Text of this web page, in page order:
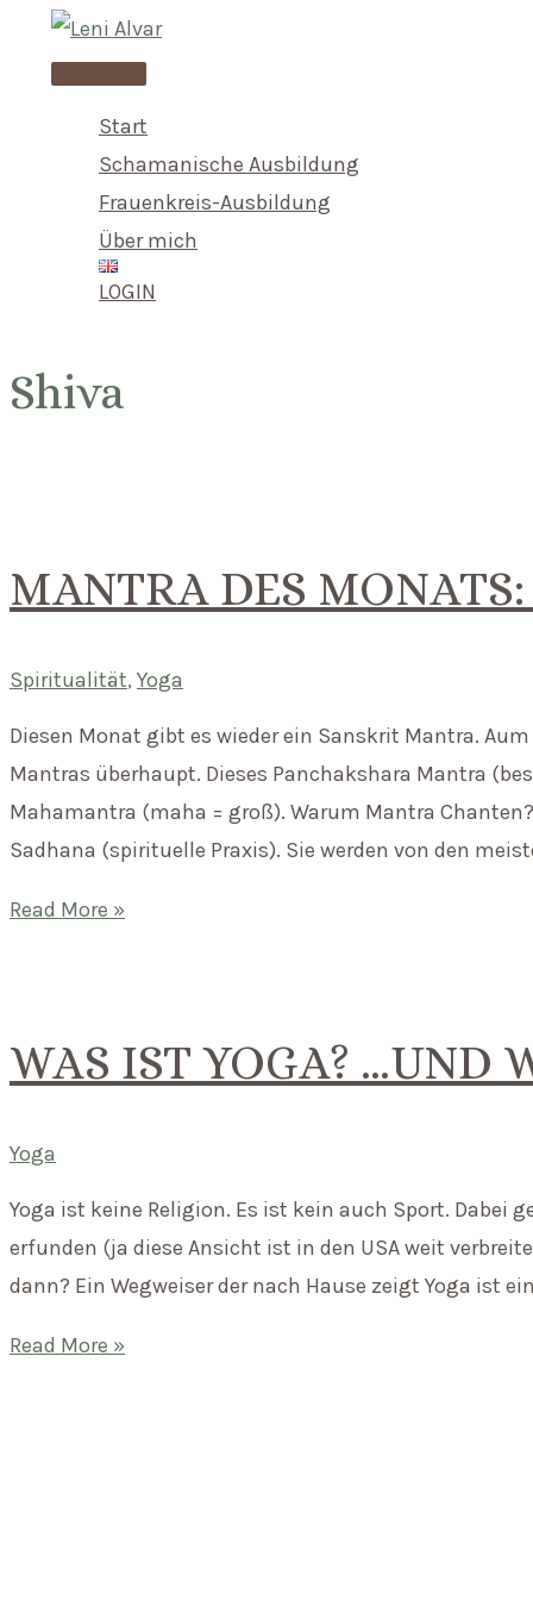
Main
Start
Schamanische Ausbildung
Frauenkreis-Ausbildung
Über mich
LOGIN
Shiva
MANTRA DES
Spiritualität, Yoga
Diesen Monat gibt es wieder ein Sanskrit Mantra.
Mantras überhaupt. Dieses Panchakshara Mantra
Mahamantra (maha = groß). Warum Mantra
Sadhana (spirituelle Praxis). Sie werden von den
Mantra
Namah
Read More »
WAS IST YOGA? …UND
Yoga
Yoga ist keine Religion. Es ist kein auch Sport. Dabei
erfunden (ja diese Ansicht ist in den USA weit
dann? Ein Wegweiser der nach Hause zeigt Yoga ist
Was
Read More »